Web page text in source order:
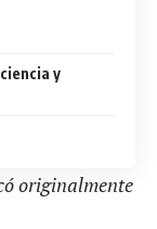
y
originalmente